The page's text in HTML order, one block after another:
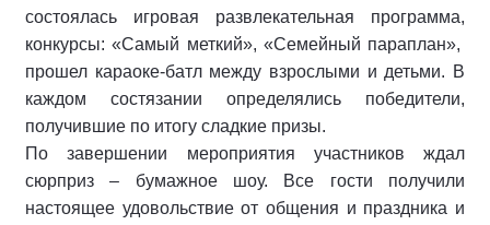
состоялась игровая развлекательная программа,
конкурсы: «Самый меткий», «Семейный параплан»,
прошел караоке-батл между взрослыми и детьми. В
каждом состязании определялись победители,
получившие по итогу сладкие призы.
По завершении мероприятия участников ждал
сюрприз – бумажное шоу. Все гости получили
настоящее удовольствие от общения и праздника и